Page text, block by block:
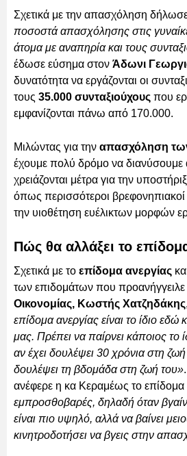
Σχετικά με την απασχόληση δήλωσε
ποσοστά απασχόλησης στις
άτομα με αναπηρία και τους
έδωσε εύσημα στον Άδωνι
δυνατότητα να εργάζονται οι
τους 35.000 συνταξιούχους που
εμφανίζονται πάνω από 170.000.
Μιλώντας για την απασχόληση
έχουμε πολύ δρόμο να
χρειάζονται μέτρα για την
όπως περισσότεροι
την υιοθέτηση ευέλικτων μορφών
Πώς θα αλλάξει το
Σχετικά με το επίδομα ανεργίας
των επιδομάτων που προανήγγειλε
Οικονομίας, Κωστής Χατζηδάκης
επίδομα ανεργίας είναι το ίδιο εδώ
μας. Πρέπει να παίρνει κάποιος το
αν έχει δουλέψει 30 χρόνια στη ζωή
δουλέψει τη βδομάδα στη ζωή του»
ανέφερε η κα Κεραμέως το επίδομα
εμπροσθοβαρές, δηλαδή όταν
είναι πιο υψηλό, αλλά να βαίνει
κινητροδοτήσει να βγεις στην